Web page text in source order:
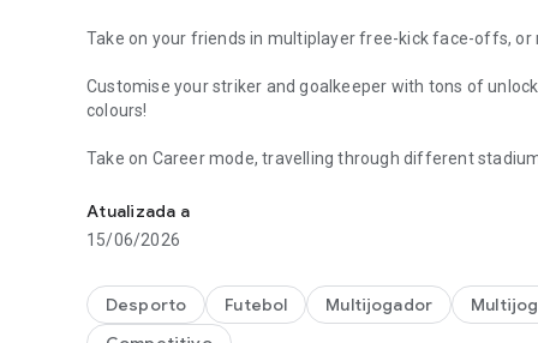
Take on your friends in multiplayer free-kick face-offs,
Customise your striker and goalkeeper with tons of
colours!
Take on Career mode, travelling through different
With simple and fast gameplay, Football Strike is easy to
• Take your shot and make amazing saves, all with the
Atualizada a
15/06/2026
Desporto Futebol Multijogador